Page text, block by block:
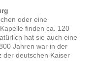
oder eine
finden ca. 120
hat sie auch eine
Jahren war in der
der deutschen Kaiser